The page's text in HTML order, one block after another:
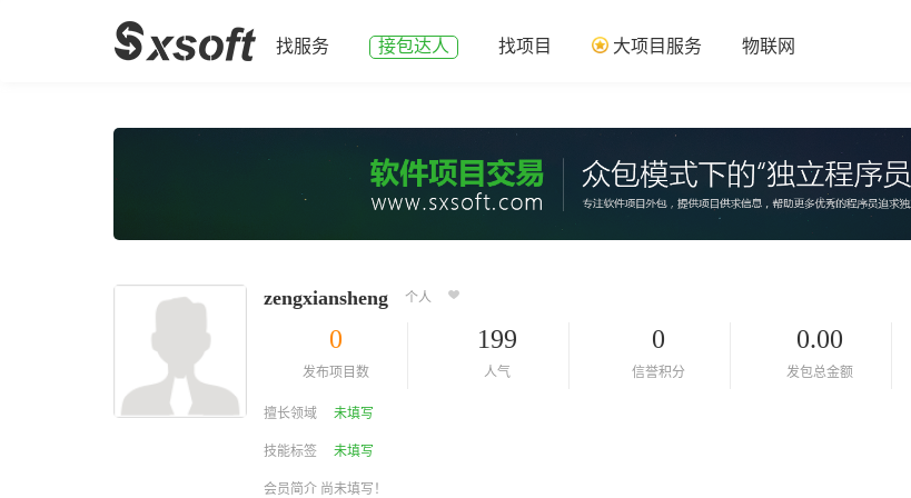
找服务 接包达人 找项目 大项目服务 物联网
zengxiansheng 个人
0
发布项目数
199
人气
0
信誉积分
0.00
发包总金额
擅长领域 未填写
技能标签 未填写
会员简介 尚未填写！